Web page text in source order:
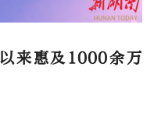
来惠及1000余万